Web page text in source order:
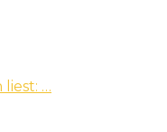
liest: …